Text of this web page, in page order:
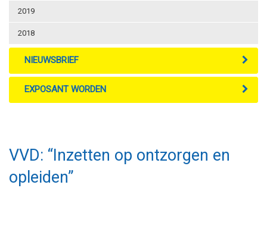
2019
2018
NIEUWSBRIEF
EXPOSANT WORDEN
VVD: “Inzetten op ontzorgen en
opleiden”